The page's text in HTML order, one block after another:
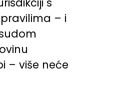
– i
– više neće